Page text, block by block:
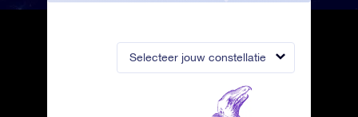
Selecteer jouw constellatie